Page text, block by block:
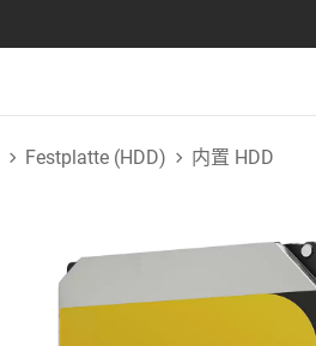
Festplatte (HDD) 内置 HDD